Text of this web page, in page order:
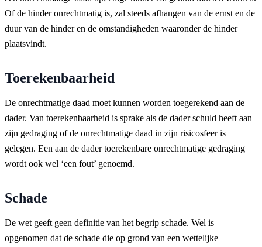
Of de hinder onrechtmatig is, zal steeds afhangen van de ernst en de
duur van de hinder en de omstandigheden waaronder de hinder
plaatsvindt.
Toerekenbaarheid
De onrechtmatige daad moet kunnen worden toegerekend aan de
dader. Van toerekenbaarheid is sprake als de dader schuld heeft aan
zijn gedraging of de onrechtmatige daad in zijn risicosfeer is
gelegen. Een aan de dader toerekenbare onrechtmatige gedraging
wordt ook wel ‘een fout’ genoemd.
Schade
De wet geeft geen definitie van het begrip schade. Wel is
opgenomen dat de schade die op grond van een wettelijke